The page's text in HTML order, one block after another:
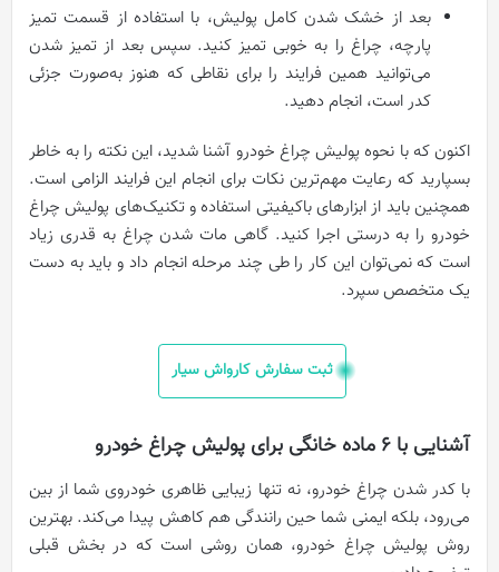
بعد از خشک شدن کامل پولیش، با استفاده از قسمت تمیز
پارچه، چراغ را به خوبی تمیز کنید. سپس بعد از تمیز شدن
می‌توانید همین فرایند را برای نقاطی که هنوز به‌صورت جزئی
کدر است، انجام دهید.
اکنون که با نحوه پولیش چراغ خودرو آشنا شدید، این نکته را به خاطر
بسپارید که رعایت مهم‌ترین نکات برای انجام این فرایند الزامی است.
همچنین باید از ابزارهای باکیفیتی استفاده و تکنیک‌های پولیش چراغ
خودرو را به درستی اجرا کنید. گاهی مات شدن چراغ به قدری زیاد
است که نمی‌توان این کار را طی چند مرحله انجام داد و باید به دست
یک متخصص سپرد.
ثبت سفارش کارواش سیار
آشنایی با 6 ماده خانگی برای پولیش چراغ خودرو
با کدر شدن چراغ خودرو، نه تنها زیبایی ظاهری خودروی شما از بین
می‌رود، بلکه ایمنی شما حین رانندگی‌ هم کاهش پیدا می‌کند. بهترین
روش پولیش چراغ خودرو، همان روشی است که در بخش قبلی